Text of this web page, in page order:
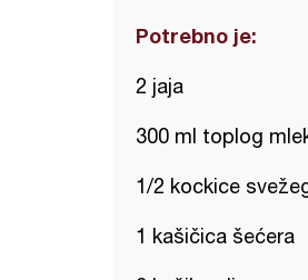
Potrebno je:
2 jaja
300 ml toplog
1/2 kockice
1 kašičica šećera